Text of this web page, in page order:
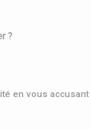
?
en vous accusant